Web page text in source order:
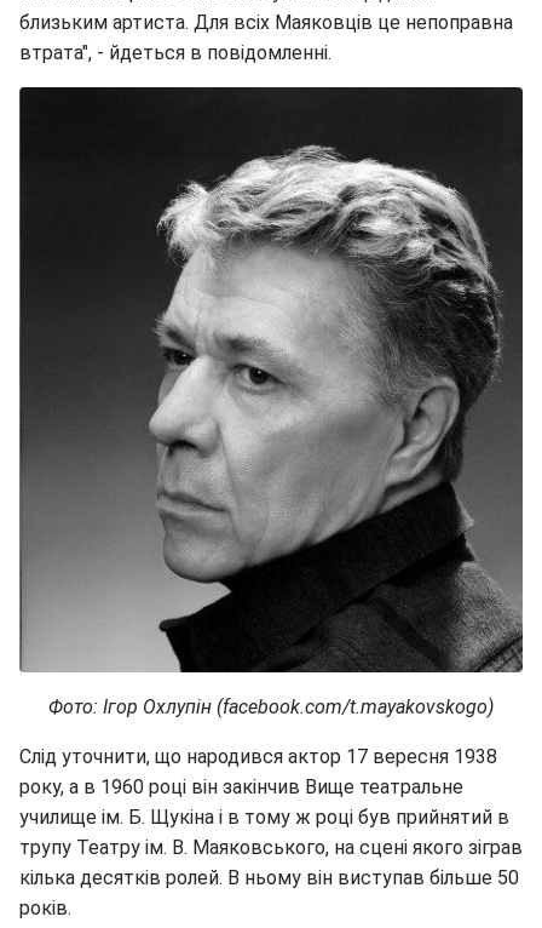
близьким артиста. Для всіх Маяковців це непоправна
втрата", - йдеться в повідомленні.
Фото: Ігор Охлупін (facebook.com/t.mayakovskogo)
Слід уточнити, що народився актор 17 вересня 1938
року, а в 1960 році він закінчив Вище театральне
училище ім. Б. Щукіна і в тому ж році був прийнятий в
трупу Театру ім. В. Маяковського, на сцені якого зіграв
кілька десятків ролей. В ньому він виступав більше 50
років.